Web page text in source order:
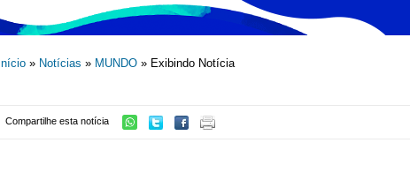
Início» Notícias » MUNDO» Exibindo Notícia
Compartilhe esta notícia